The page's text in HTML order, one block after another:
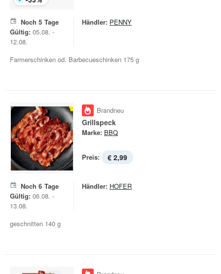
Noch 5 Tage
Gültig: 05.08. -
12.08.
Händler: PENNY
Farmerschinken od. Barbecueschinken 175 g
Brandneu
Grillspeck
Marke: BBQ
Preis: € 2,99
Noch 6 Tage
Gültig: 06.08. -
13.08.
Händler: HOFER
geschnitten 140 g